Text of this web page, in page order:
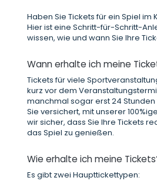
Haben Sie Tickets für ein Spiel im
Hier ist eine Schritt-für-Schritt-
wissen, wie und wann Sie Ihre
Wann erhalte ich meine
Tickets für viele
kurz vor dem
manchmal sogar erst 24 Stunden
Sie versichert, mit unserer
wir sicher, dass Sie Ihre Tickets
das Spiel zu genießen.
Wie erhalte ich meine
Es gibt zwei Haupttickettypen: